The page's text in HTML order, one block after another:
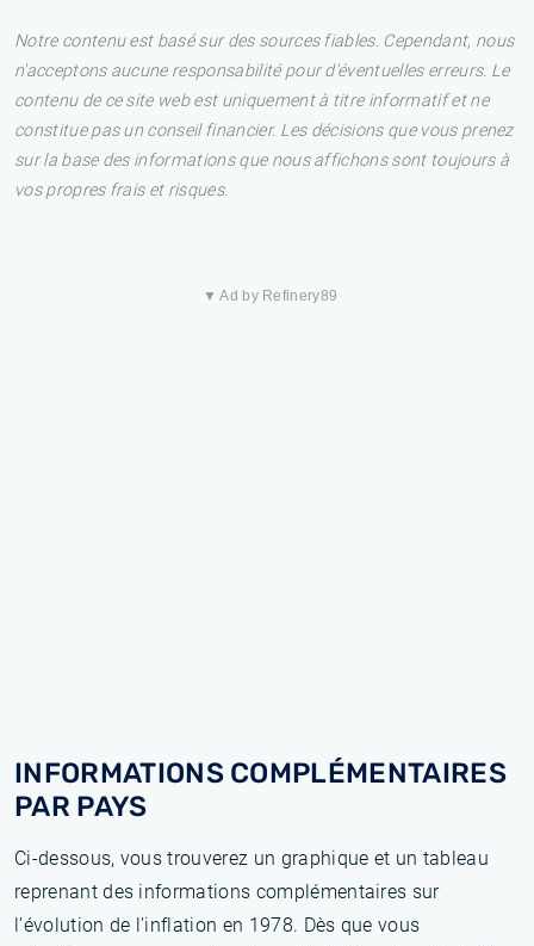
Notre contenu est basé sur des sources fiables. Cependant, nous
n'acceptons aucune responsabilité pour d'éventuelles erreurs. Le
contenu de ce site web est uniquement à titre informatif et ne
constitue pas un conseil financier. Les décisions que vous prenez
sur la base des informations que nous affichons sont toujours à
vos propres frais et risques.
▼ Ad by Refinery89
INFORMATIONS COMPLÉMENTAIRES
PAR PAYS
Ci-dessous, vous trouverez un graphique et un tableau
reprenant des informations complémentaires sur
l’évolution de l'inflation en 1978. Dès que vous